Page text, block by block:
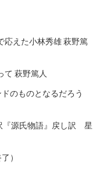
応えた小林秀雄 萩野篤
て 萩野篤人
のものとなるだろう
源氏物語』戻し訳 星
）